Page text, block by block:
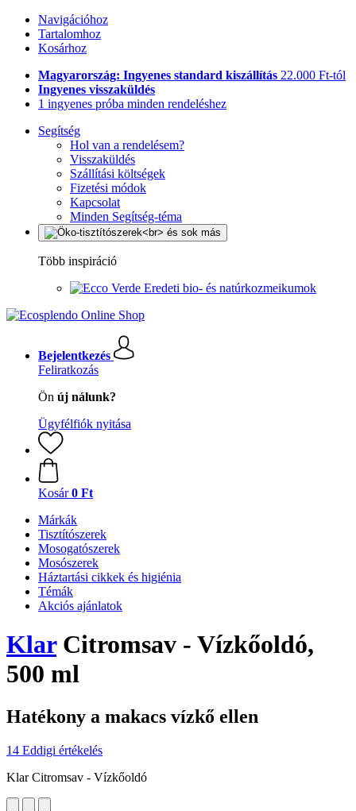
Navigációhoz
Tartalomhoz
Kosárhoz
Magyarország: Ingyenes standard kiszállítás 22.000 Ft-tól
Ingyenes visszaküldés
1 ingyenes próba minden rendeléshez
Segítség
Hol van a rendelésem?
Visszaküldés
Szállítási költségek
Fizetési módok
Kapcsolat
Minden Segítség-téma
Több inspiráció
Eredeti bio- és natúrkozmeikumok
Bejelentkezés
Feliratkozás
Ön új nálunk?
Ügyfélfiók nyitása
Kosár 0 Ft
Márkák
Tisztítószerek
Mosogatószerek
Mosószerek
Háztartási cikkek és higiénia
Témák
Akciós ajánlatok
KlarCitromsav - Vízkőoldó,
500 ml
Hatékony a makacs vízkő ellen
14 Eddigi értékelés
Klar Citromsav - Vízkőoldó